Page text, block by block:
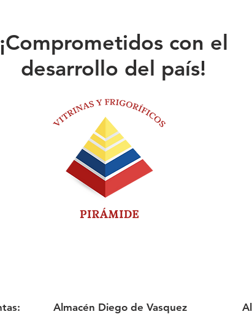
¡Comprometidos con el
desarrollo del país!
Almacén Diego de Vasquez